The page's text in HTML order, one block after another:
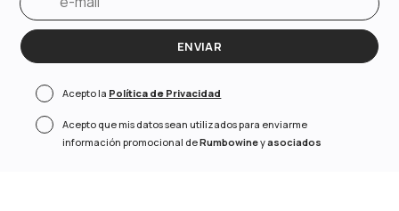
ENVIAR
Acepto la Política de Privacidad
Acepto que mis datos sean utilizados para enviarme
información promocional deRumbowineyasociados